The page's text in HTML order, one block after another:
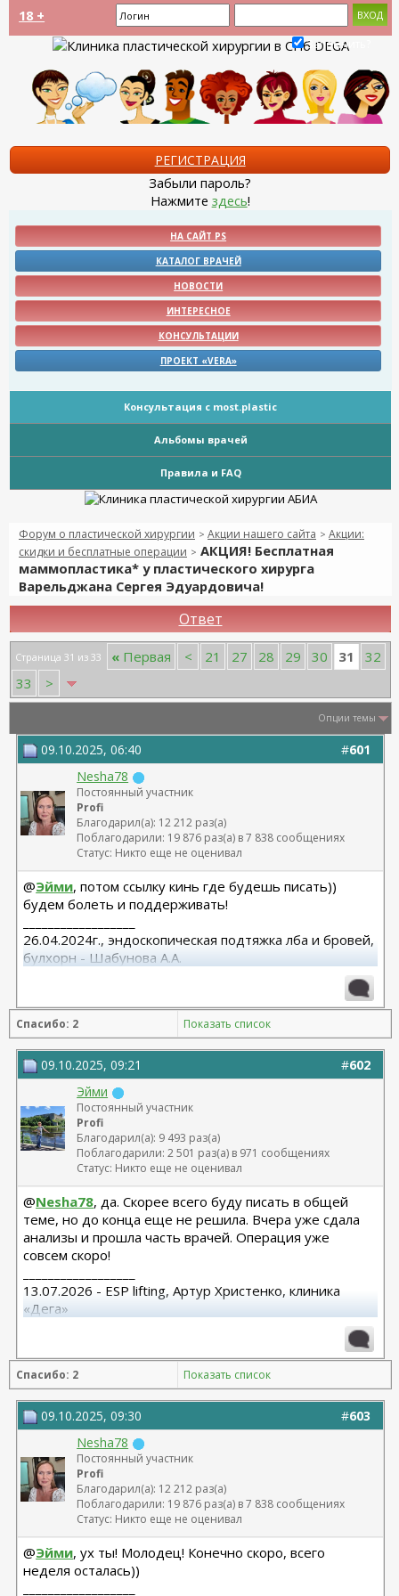
18 +
Запомнить?
РЕГИСТРАЦИЯ
Забыли пароль?
Нажмите здесь!
НА САЙТ PS
КАТАЛОГ ВРАЧЕЙ
НОВОСТИ
ИНТЕРЕСНОЕ
КОНСУЛЬТАЦИИ
ПРОЕКТ «VERA»
Консультация с most.plastic
Альбомы врачей
Правила и FAQ
Форум о пластической хирургии > Акции нашего сайта > Акции:
скидки и бесплатные операции > АКЦИЯ! Бесплатная
маммопластика* у пластического хирурга
Варельджана Сергея Эдуардовича!
Ответ
Страница 31 из 33 « Первая < 21 27 28 29 30 31
32
33
>
Опции темы
#601
09.10.2025, 06:40
Nesha78
Постоянный участник
Profi
Благодарил(а): 12 212 раз(а)
Поблагодарили: 19 876 раз(а) в 7 838 сообщениях
Статус: Никто еще не оценивал
@Эйми, потом ссылку кинь где будешь писать))
будем болеть и поддерживать!
26.04.2024г., эндоскопическая подтяжка лба и бровей,
булхорн - Шабунова А.А.
06.12.2024г., бодилифт, липофилинг ягодиц, редукция
22.09.2025г. брахио пластика+торсопластика -
Бабикова М.А.
06.01.2026г. феморо пластика+липо ног - Бабикова
М.А.
Спасибо: 2 Показать список
#602
09.10.2025, 09:21
Эйми
Постоянный участник
Profi
Благодарил(а): 9 493 раз(а)
Поблагодарили: 2 501 раз(а) в 971 сообщениях
Статус: Никто еще не оценивал
@Nesha78, да. Скорее всего буду писать в общей
теме, но до конца еще не решила. Вчера уже сдала
анализы и прошла часть врачей. Операция уже
совсем скоро!
13.07.2026 - ESP lifting, Артур Христенко, клиника
«Дега»
15.10.25 Редукция с подтяжкой Варельджан С.Э.
Спасибо: 2 Показать список
#603
09.10.2025, 09:30
Nesha78
Постоянный участник
Profi
Благодарил(а): 12 212 раз(а)
Поблагодарили: 19 876 раз(а) в 7 838 сообщениях
Статус: Никто еще не оценивал
@Эйми, ух ты! Молодец! Конечно скоро, всего
неделя осталась))